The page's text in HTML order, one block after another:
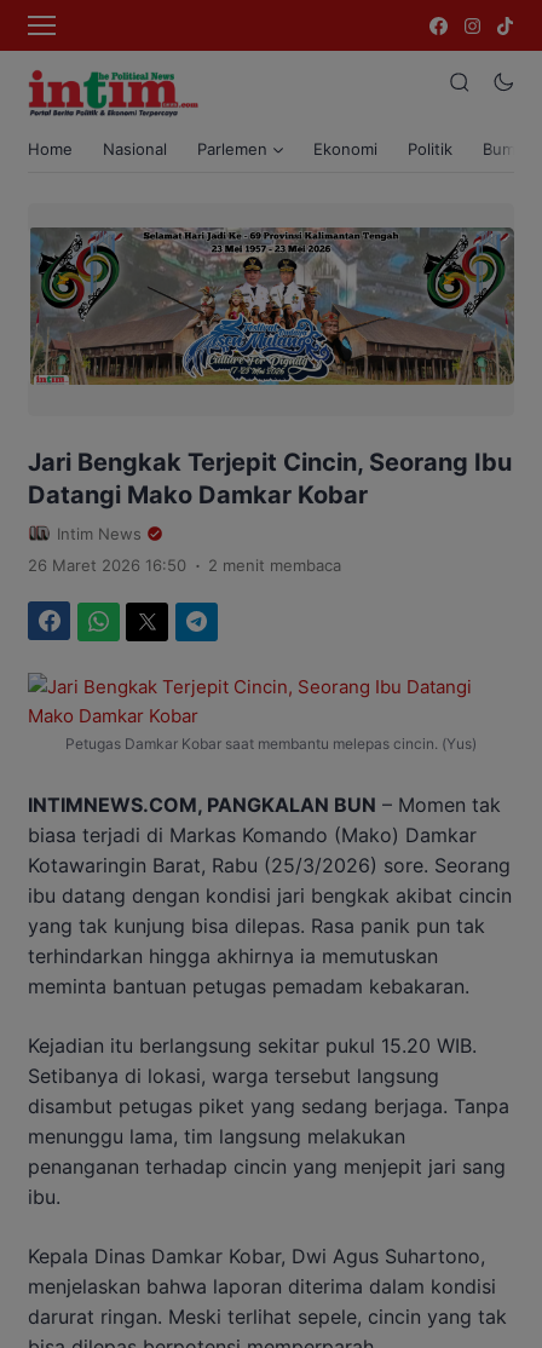
Home Nasional Parlemen Ekonomi Politik Bumi
Jari Bengkak Terjepit Cincin, Seorang Ibu
Datangi Mako Damkar Kobar
Intim News
26 Maret 2026 16:50 . 2 menit membaca
Petugas Damkar Kobar saat membantu melepas cincin. (Yus)
INTIMNEWS.COM, PANGKALAN BUN – Momen tak
biasa terjadi di Markas Komando (Mako) Damkar
Kotawaringin Barat, Rabu (25/3/2026) sore. Seorang
ibu datang dengan kondisi jari bengkak akibat cincin
yang tak kunjung bisa dilepas. Rasa panik pun tak
terhindarkan hingga akhirnya ia memutuskan
meminta bantuan petugas pemadam kebakaran.
Kejadian itu berlangsung sekitar pukul 15.20 WIB.
Setibanya di lokasi, warga tersebut langsung
disambut petugas piket yang sedang berjaga. Tanpa
menunggu lama, tim langsung melakukan
penanganan terhadap cincin yang menjepit jari sang
ibu.
Kepala Dinas Damkar Kobar, Dwi Agus Suhartono,
menjelaskan bahwa laporan diterima dalam kondisi
darurat ringan. Meski terlihat sepele, cincin yang tak